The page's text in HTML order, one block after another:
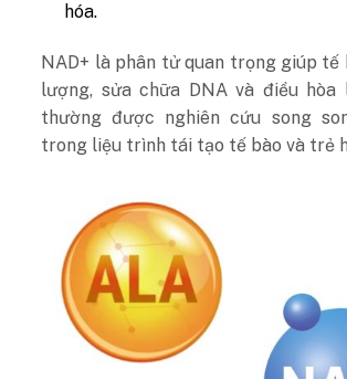
hóa.
NAD+ là phân tử quan trọng giúp tế
lượng, sửa chữa DNA và điều hòa
thường được nghiên cứu song
trong liệu trình tái tạo tế bào và trẻ